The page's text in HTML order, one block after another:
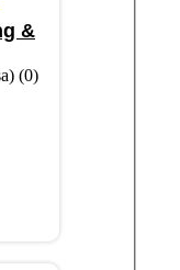
(0)
&